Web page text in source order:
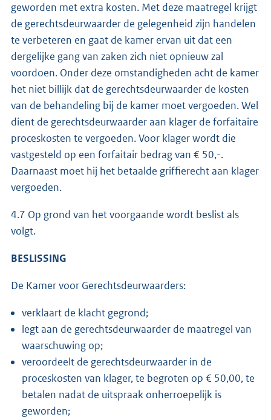
geworden met extra kosten. Met deze maatregel krijgt
de gerechtsdeurwaarder de gelegenheid zijn handelen
te verbeteren en gaat de kamer ervan uit dat een
dergelijke gang van zaken zich niet opnieuw zal
voordoen. Onder deze omstandigheden acht de kamer
het niet billijk dat de gerechtsdeurwaarder de kosten
van de behandeling bij de kamer moet vergoeden. Wel
dient de gerechtsdeurwaarder aan klager de forfaitaire
proceskosten te vergoeden. Voor klager wordt die
vastgesteld op een forfaitair bedrag van € 50,-.
Daarnaast moet hij het betaalde griffierecht aan klager
vergoeden.
4.7 Op grond van het voorgaande wordt beslist als
volgt.
BESLISSING
De Kamer voor Gerechtsdeurwaarders:
verklaart de klacht gegrond;
legt aan de gerechtsdeurwaarder de maatregel van
waarschuwing op;
veroordeelt de gerechtsdeurwaarder in de
proceskosten van klager, te begroten op € 50,00, te
betalen nadat de uitspraak onherroepelijk is
geworden;